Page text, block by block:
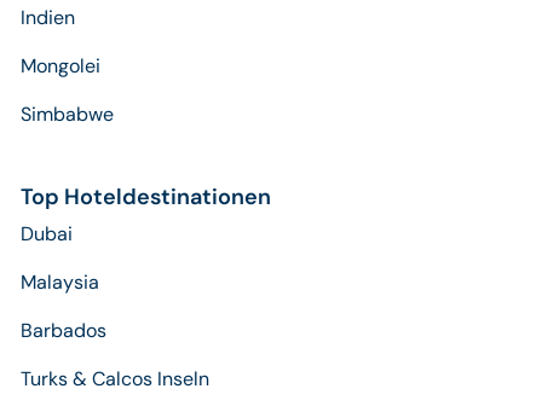
Indien
Mongolei
Simbabwe
Top Hoteldestinationen
Dubai
Malaysia
Barbados
Turks & Calcos Inseln